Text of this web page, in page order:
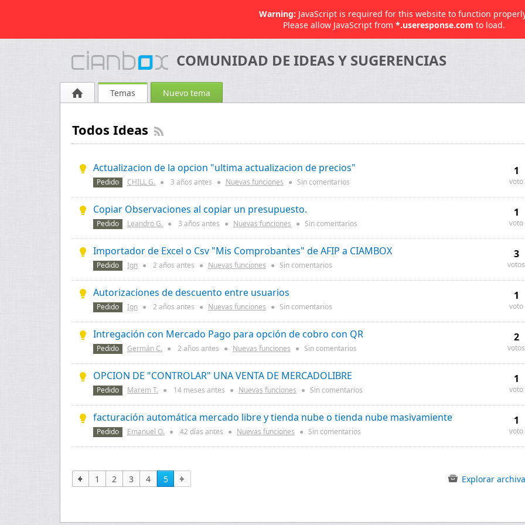
Warning: JavaScript is required for this website to function
Please allow JavaScript from *.useresponse.com to load.
COMUNIDAD DE IDEAS Y SUGERENCIAS
Temas Nuevo tema
Todos Ideas
Actualizacion de la opcion "ultima actualizacion de precios"
Pedido CHILL G. ● 3 años antes ● Nuevas funciones ● Sin comentarios
1
voto
Copiar Observaciones al copiar un presupuesto.
Pedido Leandro G. ● 3 años antes ● Nuevas funciones ● Sin comentarios
1
voto
Importador de Excel o Csv "Mis Comprobantes" de AFIP a CIAMBOX
Pedido Ign ● 2 años antes ● Nuevas funciones ● Sin comentarios
3
votos
Autorizaciones de descuento entre usuarios
Pedido Ign ● 2 años antes ● Nuevas funciones ● Sin comentarios
1
voto
Intregación con Mercado Pago para opción de cobro con QR
Pedido Germán C. ● 2 años antes ● Nuevas funciones ● Sin comentarios
2
votos
OPCION DE "CONTROLAR" UNA VENTA DE MERCADOLIBRE
Pedido Marem T. ● 14 meses antes ● Nuevas funciones ● Sin comentarios
1
voto
facturación automática mercado libre y tienda nube o tienda nube masivamiente
Pedido Emanuel O. ● 42 días antes ● Nuevas funciones ● Sin comentarios
1
voto
1 2 3 4 5 Explorar